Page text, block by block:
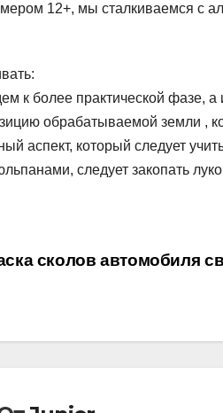
12+, мы сталкиваемся с
к более практической фазе,
обрабатываемой земли ,
аспект, который следует
следует закопать
сколов автомобиля